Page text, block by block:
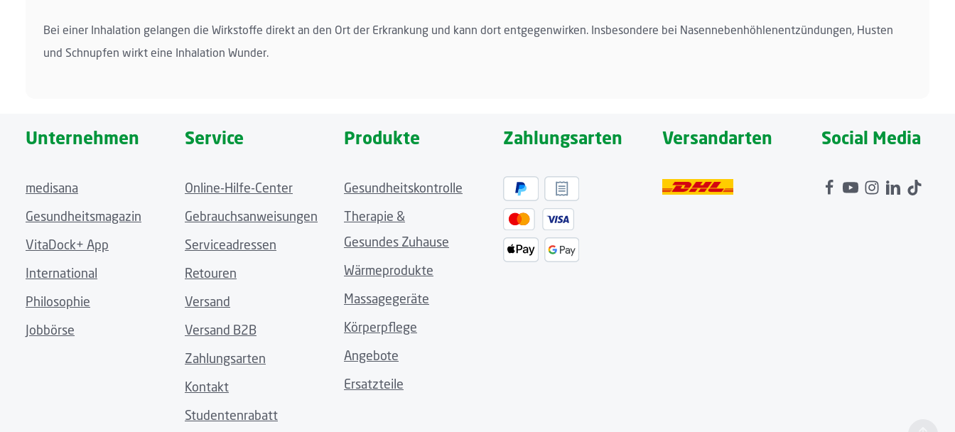
Bei einer Inhalation gelangen die Wirkstoffe direkt an den Ort der Erkrankung und kann dort entgegenwirken. Insbesondere bei Nasennebenhöhlenentzündungen, Husten
und Schnupfen wirkt eine Inhalation Wunder.
Unternehmen
medisana
Gesundheitsmagazin
VitaDock+ App
International
Philosophie
Jobbörse
Service
Online-Hilfe-Center
Gebrauchsanweisungen
Serviceadressen
Retouren
Versand
Versand B2B
Zahlungsarten
Kontakt
Studentenrabatt
Produkte
Gesundheitskontrolle
Therapie &
Gesundes Zuhause
Wärmeprodukte
Massagegeräte
Körperpflege
Angebote
Ersatzteile
Zahlungsarten Versandarten Social Media